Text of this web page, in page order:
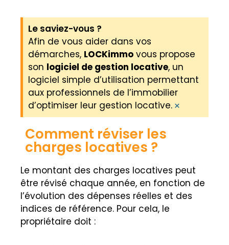
Le saviez-vous ?
Afin de vous aider dans vos
démarches, LOCKimmo vous propose
son logiciel de gestion locative, un
logiciel simple d’utilisation permettant
aux professionnels de l’immobilier
d’optimiser leur gestion locative. ×
Comment réviser les
charges locatives ?
Le montant des charges locatives peut
être révisé chaque année, en fonction de
l’évolution des dépenses réelles et des
indices de référence. Pour cela, le
propriétaire doit :